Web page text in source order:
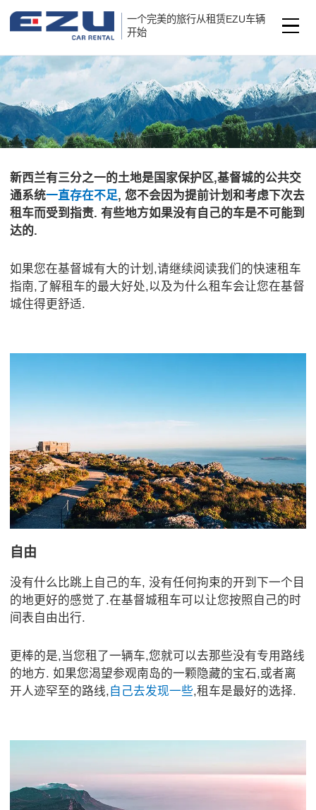
一个完美的旅行从租赁EZU车辆
开始
新西兰有三分之一的土地是国家保护区,基督城的公共交
通系统一直存在不足, 您不会因为提前计划和考虑下次去
租车而受到指责. 有些地方如果没有自己的车是不可能到
达的.
如果您在基督城有大的计划,请继续阅读我们的快速租车
指南,了解租车的最大好处,以及为什么租车会让您在基督
城住得更舒适.
自由
没有什么比跳上自己的车, 没有任何拘束的开到下一个目
的地更好的感觉了.在基督城租车可以让您按照自己的时
间表自由出行.
更棒的是,当您租了一辆车,您就可以去那些没有专用路线
的地方. 如果您渴望参观南岛的一颗隐藏的宝石,或者离
开人迹罕至的路线,自己去发现一些,租车是最好的选择.